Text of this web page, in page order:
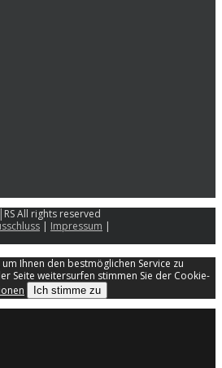
All rights reserved
| Impressum |
Ihnen den bestmöglichen Service zu
Seite weitersurfen stimmen Sie der Cookie-
Ich stimme zu